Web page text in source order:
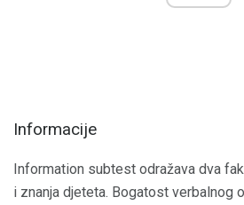
Informacije
Information subtest odražava dva
i znanja djeteta. Bogatost verbalnog